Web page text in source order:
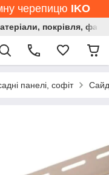
черепицю IKO
покрівля,
панелі, софіт